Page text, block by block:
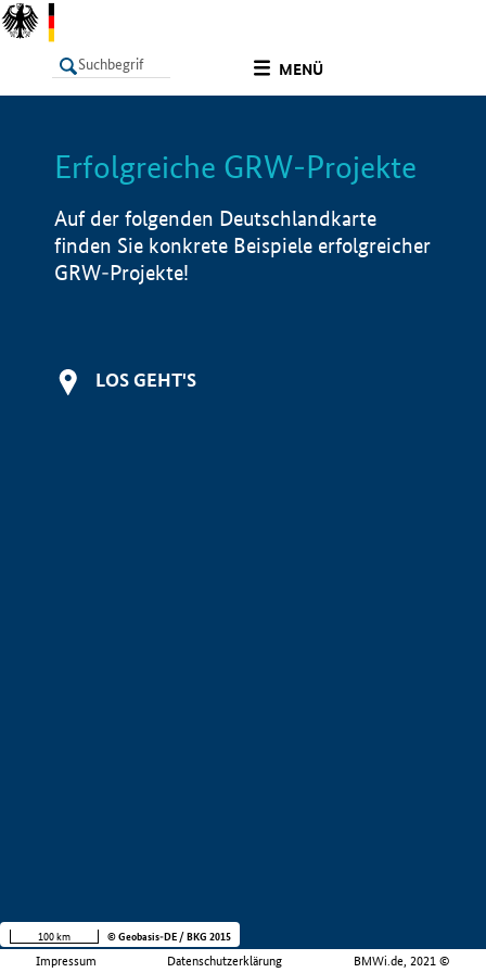
MENÜ
LISTE Info
Erfolgreiche GRW-Projekte
Auf der folgenden Deutschlandkarte
finden Sie konkrete Beispiele erfolgreicher
GRW-Projekte!
LOS GEHT'S
Impressum Datenschutzerklärung BMWi.de, 2021 ©
100 km © Geobasis-DE / BKG 2015